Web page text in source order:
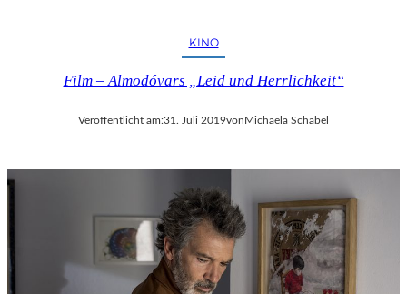
KINO
Film – Almodóvars „Leid und Herrlichkeit“
Veröffentlicht am:31. Juli 2019vonMichaela Schabel